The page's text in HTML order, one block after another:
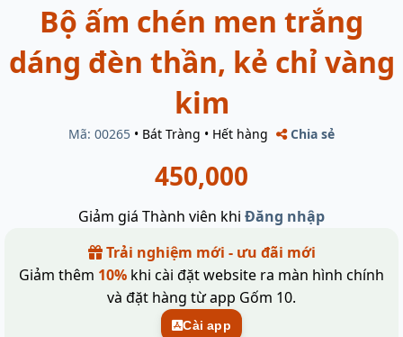
Bộ ấm chén men trắng
dáng đèn thần, kẻ chỉ vàng
kim
Mã: 00265 • Bát Tràng • Hết hàng Chia sẻ
450,000
Giảm giá Thành viên khi Đăng nhập
Trải nghiệm mới - ưu đãi mới
Giảm thêm 10% khi cài đặt website ra màn hình chính
và đặt hàng từ app Gốm 10.
Cài app